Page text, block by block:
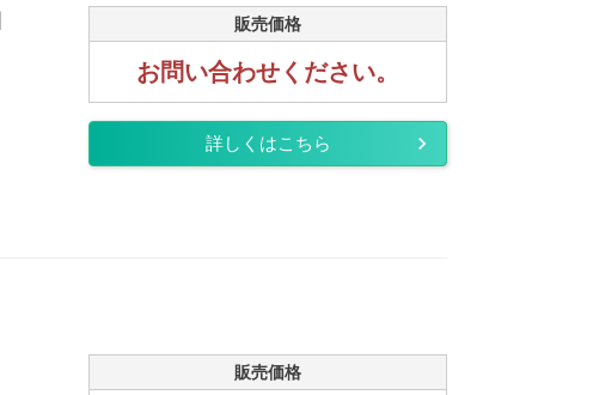
販売価格
お問い合わせください。
詳しくはこちら
販売価格